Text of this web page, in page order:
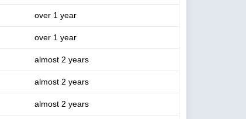
over 1 year
over 1 year
almost 2 years
almost 2 years
almost 2 years